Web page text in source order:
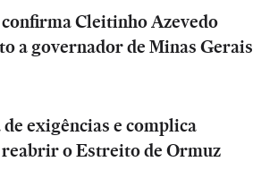
Cleitinho Azevedo
a governador de Minas Gerais
exigências e complica
o Estreito de Ormuz